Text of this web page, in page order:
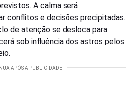
A calma será
conflitos e decisões precipitadas.
de atenção se desloca para
sob influência dos astros pelos